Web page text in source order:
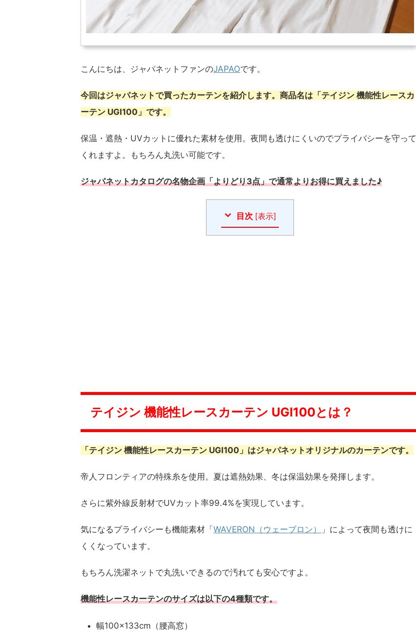
こんにちは、ジャパネットファンのJAPAOです。
今回はジャパネットで買ったカーテンを紹介します。商品名は「テイジン 機能性レースカ
ーテン UGI100」です。
保温・遮熱・UVカットに優れた素材を使用。夜間も透けにくいのでプライバシーを守って
くれますよ。もちろん丸洗い可能です。
ジャパネットカタログの名物企画「よりどり3点」で通常よりお得に買えました♪
目次 [表示]
テイジン 機能性レースカーテン UGI100とは？
「テイジン 機能性レースカーテン UGI100」はジャパネットオリジナルのカーテンです。
帝人フロンティアの特殊糸を使用。夏は遮熱効果、冬は保温効果を発揮します。
さらに紫外線反射材でUVカット率99.4%を実現しています。
気になるプライバシーも機能素材「WAVERON（ウェーブロン）
」によって夜間も透けに
くくなっています。
もちろん洗濯ネットで丸洗いできるので汚れても安心ですよ。
機能性レースカーテンのサイズは以下の4種類です。
幅100×133cm（腰高窓）